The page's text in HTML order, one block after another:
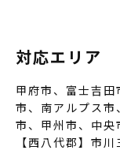
対応エリア
甲府市、富士吉
市、南アルプス
市、甲州市、中央
【西八代郡】市川